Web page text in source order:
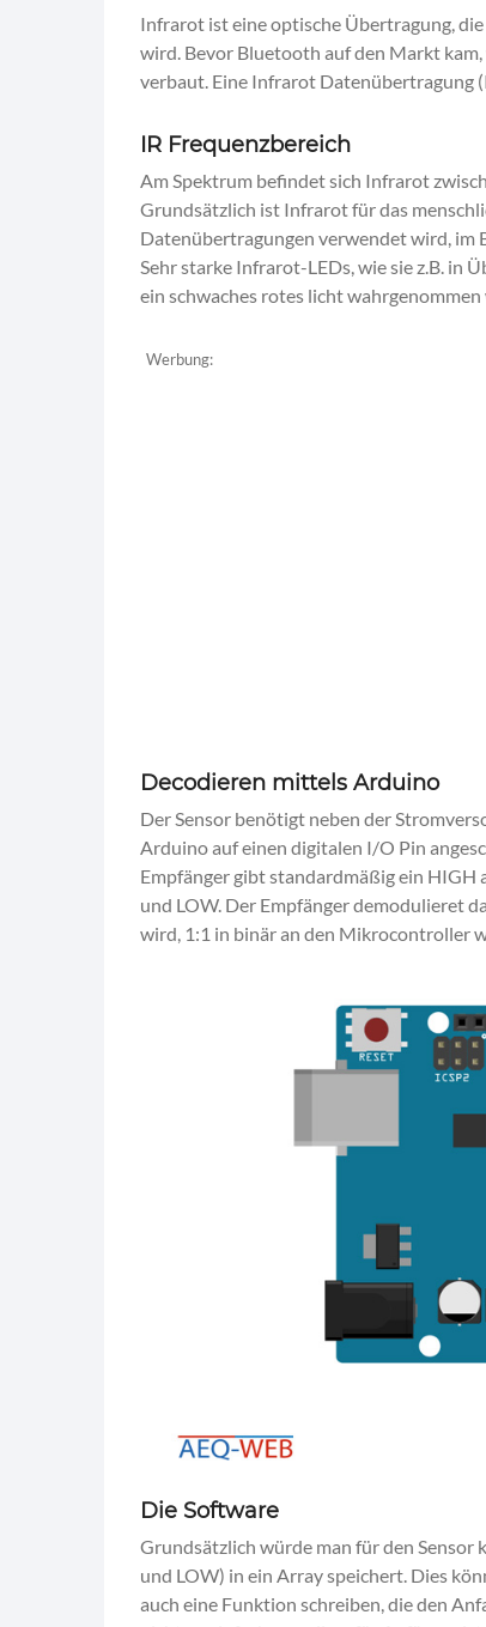
Infrarot ist eine optische Übertragung,
wird. Bevor Bluetooth auf den Markt
verbaut. Eine Infrarot Datenübertragung
IR Frequenzbereich
Am Spektrum befindet sich Infrarot
Grundsätzlich ist Infrarot für das
Datenübertragungen verwendet wird, im
Sehr starke Infrarot-LEDs, wie sie z.B. in
ein schwaches rotes licht wahrgenommen
Werbung:
Decodieren mittels Arduino
Der Sensor benötigt neben der
Arduino auf einen digitalen I/O Pin
Empfänger gibt standardmäßig ein HIGH
und LOW. Der Empfänger demodulieret
wird, 1:1 in binär an den Mikrocontroller
Die Software
Grundsätzlich würde man für den Sensor
und LOW) in ein Array speichert. Dies
auch eine Funktion schreiben, die den